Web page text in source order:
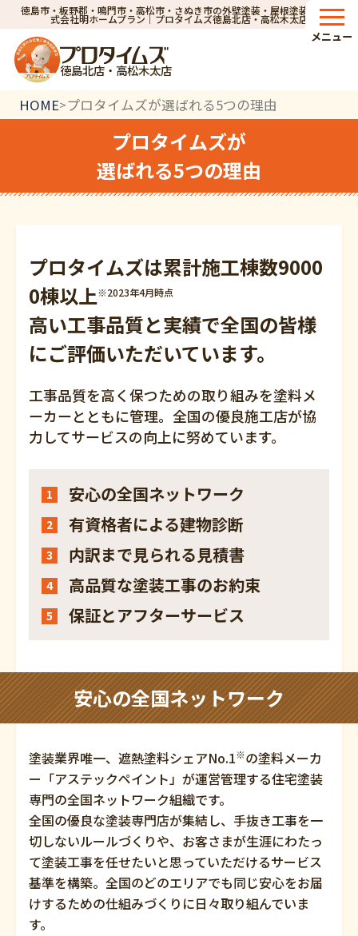
徳島市・板野郡・鳴門市・高松市・さぬき市の外壁塗装・屋根塗装なら株
式会社明ホームプラン｜プロタイムズ徳島北店・高松木太店
徳島北店・高松木太店
メニュー
HOME>プロタイムズが選ばれる5つの理由
プロタイムズが
選ばれる5つの理由
プロタイムズは累計施工棟数9000
0棟以上※2023年4月時点
高い工事品質と実績で全国の皆様
にご評価いただいています。
工事品質を高く保つための取り組みを塗料メ
ーカーとともに管理。全国の優良施工店が協
力してサービスの向上に努めています。
1 安心の全国ネットワーク
2 有資格者による建物診断
3 内訳まで見られる見積書
4 高品質な塗装工事のお約束
5 保証とアフターサービス
安心の全国ネットワーク
塗装業界唯一、遮熱塗料シェアNo.1※の塗料メーカ
ー「アステックペイント」が運営管理する住宅塗装
専門の全国ネットワーク組織です。
全国の優良な塗装専門店が集結し、手抜き工事を一
切しないルールづくりや、お客さまが生涯にわたっ
て塗装工事を任せたいと思っていただけるサービス
基準を構築。全国のどのエリアでも同じ安心をお届
けするための仕組みづくりに日々取り組んでいま
す。